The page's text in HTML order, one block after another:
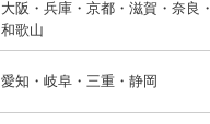
大阪・兵庫・京都・滋賀・奈良・
和歌山
愛知・岐阜・三重・静岡